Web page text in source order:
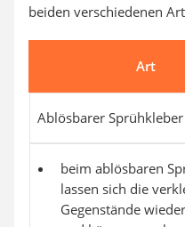
beiden verschiedenen
Art
Ablösbarer Sprühkleber
beim ablösbaren
lassen sich die
Gegenstände